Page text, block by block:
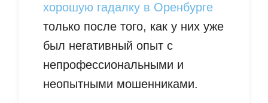
хорошую гадалку в Оренбурге
только после того, как у них уже
был негативный опыт с
непрофессиональными и
неопытными мошенниками.